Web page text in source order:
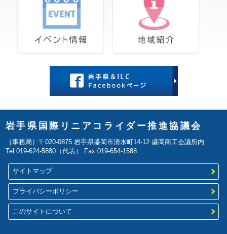
岩手県国際リニアコライダー推進協議会
［事務局］〒020-0875 岩手県盛岡市清水町14-12 盛岡商工会議所内
Tel.019-624-5880（代表） Fax.019-654-1588
サイトマップ
プライバシーポリシー
このサイトについて